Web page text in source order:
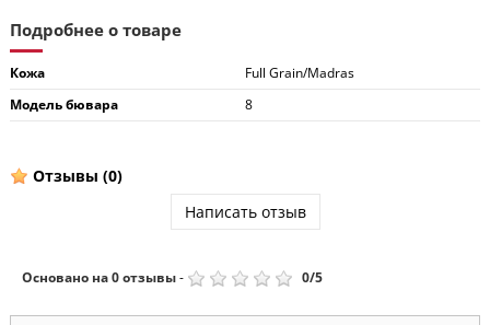
Подробнее о товаре
Кожа
Full Grain/Madras
Модель бювара
8
Отзывы (0)
Написать отзыв
Основано на0отзывы- 0/5